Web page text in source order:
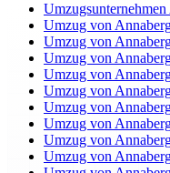
Umzug von
Umzug von
Umzug von
Umzug von
Umzug von
Umzug von
Umzug von
Umzug von
Umzug von